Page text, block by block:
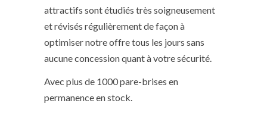
attractifs sont étudiés très soigneusement
et révisés régulièrement de façon à
optimiser notre offre tous les jours sans
aucune concession quant à votre sécurité.
Avec plus de 1000 pare-brises en
permanence en stock.